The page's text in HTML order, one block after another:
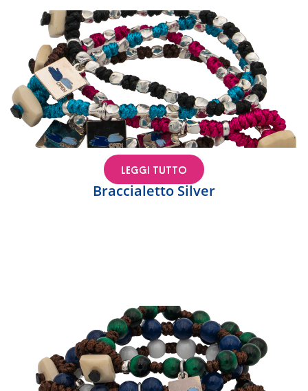
Braccialetto Silver
LEGGI TUTTO